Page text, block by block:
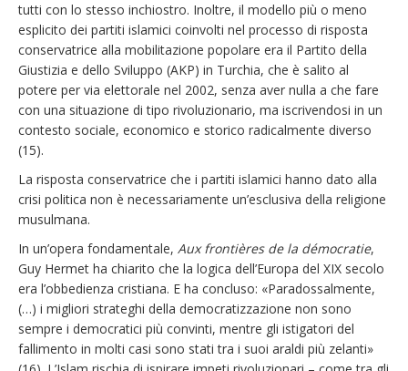
tutti con lo stesso inchiostro. Inoltre, il modello più o meno
esplicito dei partiti islamici coinvolti nel processo di risposta
conservatrice alla mobilitazione popolare era il Partito della
Giustizia e dello Sviluppo (AKP) in Turchia, che è salito al
potere per via elettorale nel 2002, senza aver nulla a che fare
con una situazione di tipo rivoluzionario, ma iscrivendosi in un
contesto sociale, economico e storico radicalmente diverso
(15).
La risposta conservatrice che i partiti islamici hanno dato alla
crisi politica non è necessariamente un’esclusiva della religione
musulmana.
In un’opera fondamentale, Aux frontières de la démocratie,
Guy Hermet ha chiarito che la logica dell’Europa del XIX secolo
era l’obbedienza cristiana. E ha concluso: «Paradossalmente,
(…) i migliori strateghi della democratizzazione non sono
sempre i democratici più convinti, mentre gli istigatori del
fallimento in molti casi sono stati tra i suoi araldi più zelanti»